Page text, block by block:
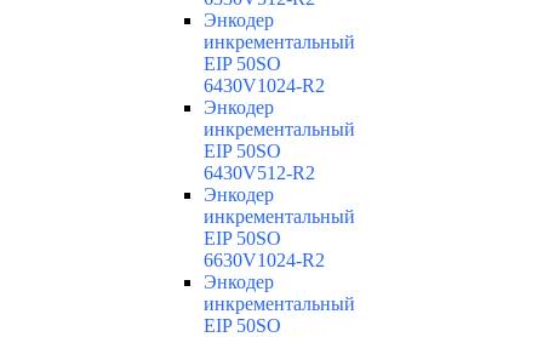
Энкодер
инкрементальный
EIP 50SO
6430V1024-R2
Энкодер
инкрементальный
EIP 50SO
6430V512-R2
Энкодер
инкрементальный
EIP 50SO
6630V1024-R2
Энкодер
инкрементальный
EIP 50SO